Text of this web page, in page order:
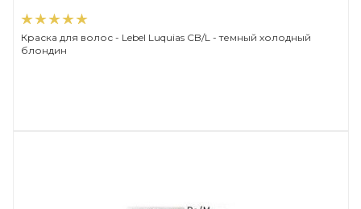
Краска для волос - Lebel Luquias CB/L - темный холодный
блондин